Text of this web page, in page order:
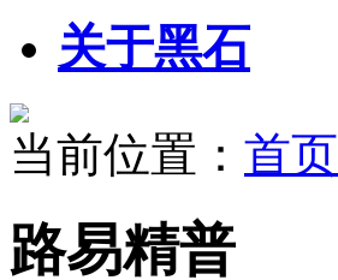
关于黑石
当前位置： 首页
路易精普